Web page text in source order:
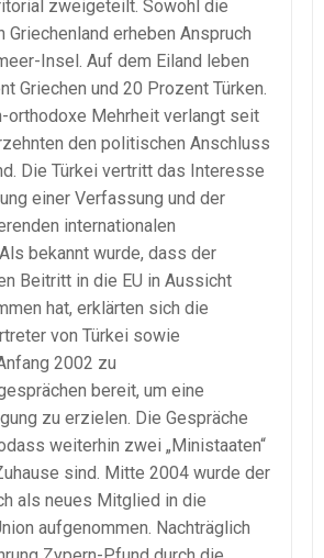
zweigeteilt. Sowohl die
Griechenland erheben Anspruch
Insel. Auf dem Eiland leben
Griechen und 20 Prozent Türken.
orthodoxe Mehrheit verlangt seit
den politischen Anschluss
Die Türkei vertritt das Interesse
einer Verfassung und der
internationalen
bekannt wurde, dass der
Beitritt in die EU in Aussicht
hat, erklärten sich die
von Türkei sowie
2002 zu
bereit, um eine
zu erzielen. Die Gespräche
weiterhin zwei „Ministaaten“
sind. Mitte 2004 wurde der
als neues Mitglied in die
aufgenommen. Nachträglich